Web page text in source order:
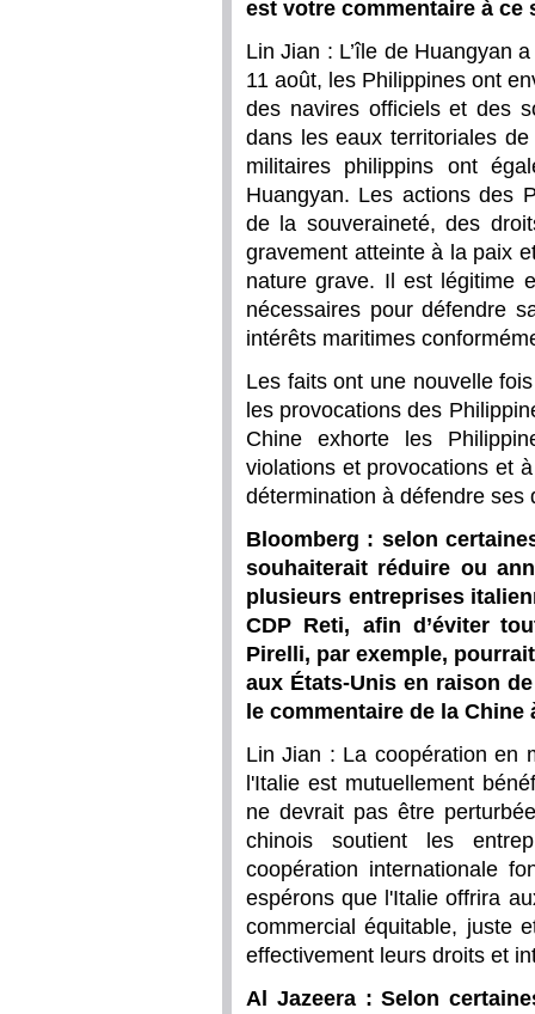
est votre commentaire à ce
Lin Jian : L’île de Huangyan
11 août, les Philippines ont
des navires officiels et des
dans les eaux territoriales
militaires philippins ont
Huangyan. Les actions des
de la souveraineté, des
gravement atteinte à la paix
nature grave. Il est légitime
nécessaires pour défendre
intérêts maritimes
Les faits ont une nouvelle
les provocations des
Chine exhorte les
violations et provocations et
détermination à défendre ses
Bloomberg : selon
souhaiterait réduire ou
plusieurs entreprises
CDP Reti, afin d’éviter
Pirelli, par exemple,
aux États-Unis en raison
le commentaire de la
Lin Jian : La coopération en
l'Italie est mutuellement
ne devrait pas être
chinois soutient les
coopération internationale
espérons que l'Italie offrira
commercial équitable, juste
effectivement leurs droits et
Al Jazeera : Selon